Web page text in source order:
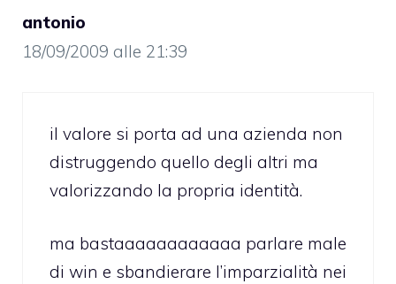
antonio
18/09/2009 alle 21:39
il valore si porta ad una azienda non
distruggendo quello degli altri ma
valorizzando la propria identità.
ma bastaaaaaaaaaaaa parlare male
di win e sbandierare l’imparzialità nei